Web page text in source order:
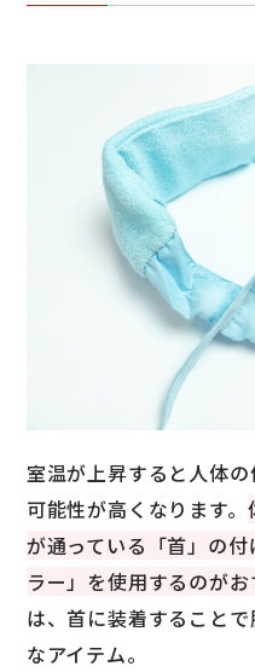
室温が上昇すると人体
可能性が高くなります。
が通っている「首」の
ラー」を使用するのがお
は、首に装着すること
なアイテム。